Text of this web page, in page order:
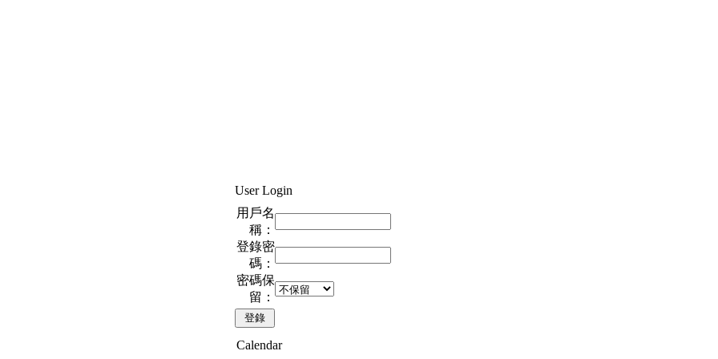
User Login
用戶名
稱：
登錄密
碼：
密碼保
留：
Calendar